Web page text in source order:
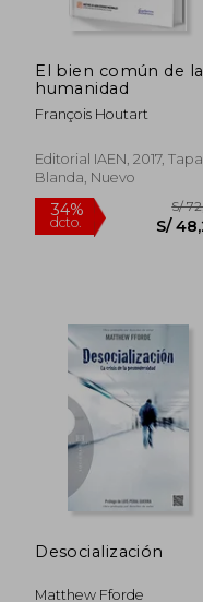
55%
dcto.
El bien común de la
humanidad
François Houtart
Editorial IAEN, 2017, Tapa
Blanda, Nuevo
Desocialización
Matthew Fforde